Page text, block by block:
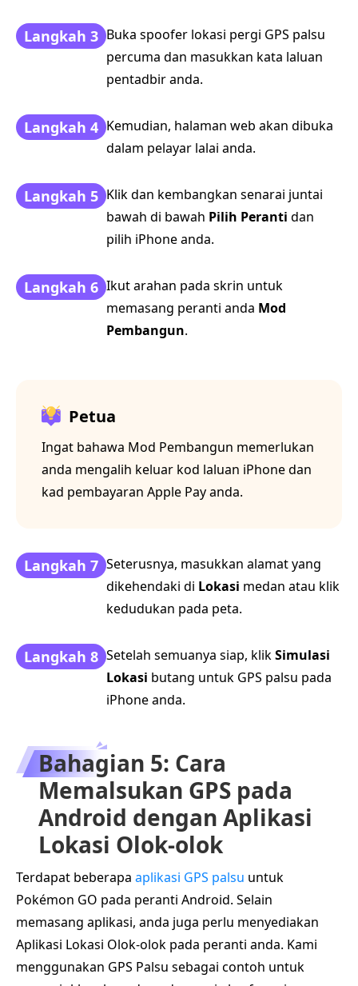
Langkah 3 Buka spoofer lokasi pergi GPS palsu
percuma dan masukkan kata laluan
pentadbir anda.
Langkah 4 Kemudian, halaman web akan dibuka
dalam pelayar lalai anda.
Langkah 5 Klik dan kembangkan senarai juntai
bawah di bawah Pilih Peranti dan
pilih iPhone anda.
Langkah 6 Ikut arahan pada skrin untuk
memasang peranti anda Mod
Pembangun.
Petua
Ingat bahawa Mod Pembangun memerlukan
anda mengalih keluar kod laluan iPhone dan
kad pembayaran Apple Pay anda.
Langkah 7 Seterusnya, masukkan alamat yang
dikehendaki di Lokasi medan atau klik
kedudukan pada peta.
Langkah 8 Setelah semuanya siap, klikSimulasi
Lokasi butang untuk GPS palsu pada
iPhone anda.
Bahagian 5: Cara
Memalsukan GPS pada
Android dengan Aplikasi
Lokasi Olok-olok
Terdapat beberapa aplikasi GPS palsu untuk
Pokémon GO pada peranti Android. Selain
memasang aplikasi, anda juga perlu menyediakan
Aplikasi Lokasi Olok-olok pada peranti anda. Kami
menggunakan GPS Palsu sebagai contoh untuk